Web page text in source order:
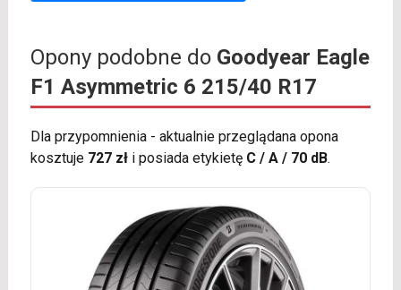
Opony podobne do Goodyear Eagle
F1 Asymmetric 6 215/40 R17
Dla przypomnienia - aktualnie przeglądana opona
kosztuje 727 złi posiada etykietę C / A / 70 dB.